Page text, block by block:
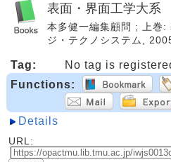
表面・界面工学大系
本多健一編集顧問 ; 上巻
ジ・テクノシステム,
Tag:
No tag is
Functions:
Details
URL: